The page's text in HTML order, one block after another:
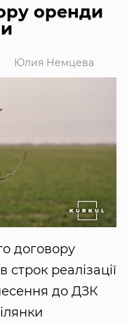
оренди
Юлия Немцева
договору
реалізації
до ДЗК